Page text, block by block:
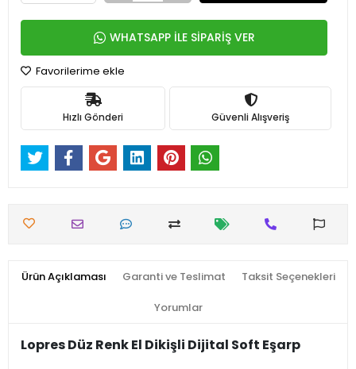
WHATSAPP İLE SİPARİŞ VER
Favorilerime ekle
Hızlı Gönderi Güvenli Alışveriş
Ürün Açıklaması Garanti ve Teslimat Taksit Seçenekleri
Yorumlar
Lopres Düz Renk El Dikişli Dijital Soft Eşarp